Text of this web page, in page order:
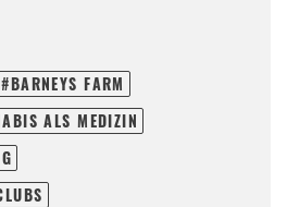
BARNEYS FARM
ALS MEDIZIN